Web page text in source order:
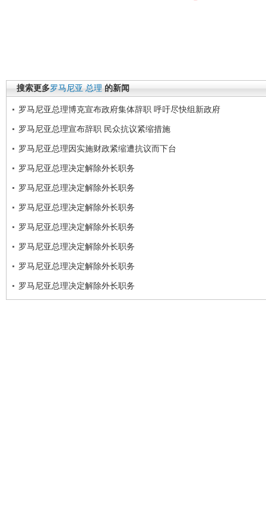
搜索更多罗马尼亚 总理 的新闻
罗马尼亚总理博克宣布政府集体辞职 呼吁尽快组新政府
罗马尼亚总理宣布辞职 民众抗议紧缩措施
罗马尼亚总理因实施财政紧缩遭抗议而下台
罗马尼亚总理决定解除外长职务
罗马尼亚总理决定解除外长职务
罗马尼亚总理决定解除外长职务
罗马尼亚总理决定解除外长职务
罗马尼亚总理决定解除外长职务
罗马尼亚总理决定解除外长职务
罗马尼亚总理决定解除外长职务